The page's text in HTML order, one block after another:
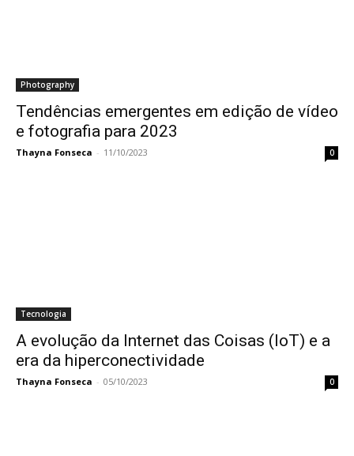
Photography
Tendências emergentes em edição de vídeo
e fotografia para 2023
Thayna Fonseca - 11/10/2023 0
Tecnologia
A evolução da Internet das Coisas (IoT) e a
era da hiperconectividade
Thayna Fonseca - 05/10/2023 0